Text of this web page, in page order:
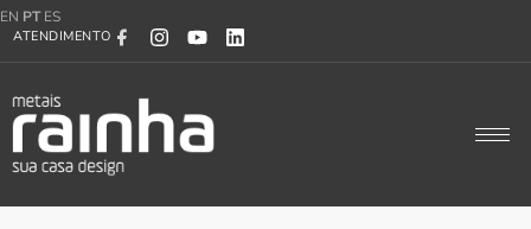
EN PT ES
ATENDIMENTO